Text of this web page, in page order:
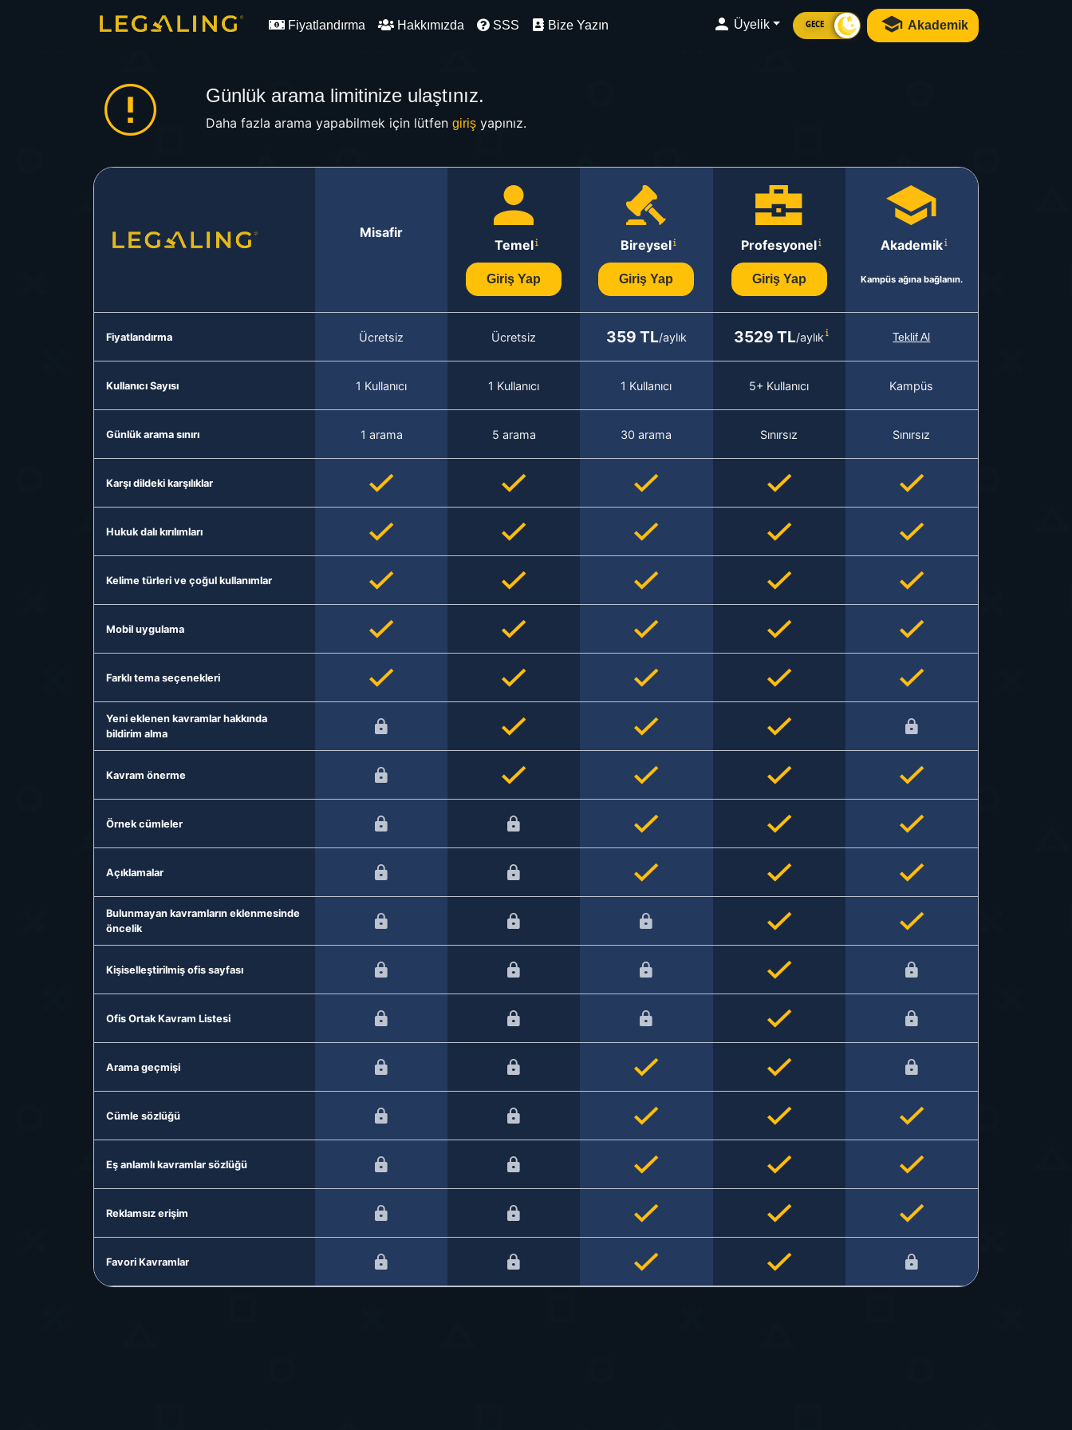
Fiyatlandırma Hakkımızda SSS Bize Yazın Üyelik GECE Akademik
Günlük arama limitinize ulaştınız.
Daha fazla arama yapabilmek için lütfen girişyapınız.
Misafir
Temel
Giriş Yap
Bireysel
Giriş Yap
Profesyonel
Giriş Yap
Akademik
Kampüs ağına bağlanın.
Fiyatlandırma Ücretsiz Ücretsiz 359 TL/aylık 3529 TL/aylık Teklif Al
Kullanıcı Sayısı 1 Kullanıcı 1 Kullanıcı 1 Kullanıcı 5+ Kullanıcı Kampüs
Günlük arama sınırı 1 arama 5 arama 30 arama Sınırsız Sınırsız
Karşı dildeki karşılıklar
Hukuk dalı kırılımları
Kelime türleri ve çoğul kullanımlar
Mobil uygulama
Farklı tema seçenekleri
Yeni eklenen kavramlar hakkında
bildirim alma
Kavram önerme
Örnek cümleler
Açıklamalar
Bulunmayan kavramların eklenmesinde
öncelik
Kişiselleştirilmiş ofis sayfası
Ofis Ortak Kavram Listesi
Arama geçmişi
Cümle sözlüğü
Eş anlamlı kavramlar sözlüğü
Reklamsız erişim
Favori Kavramlar